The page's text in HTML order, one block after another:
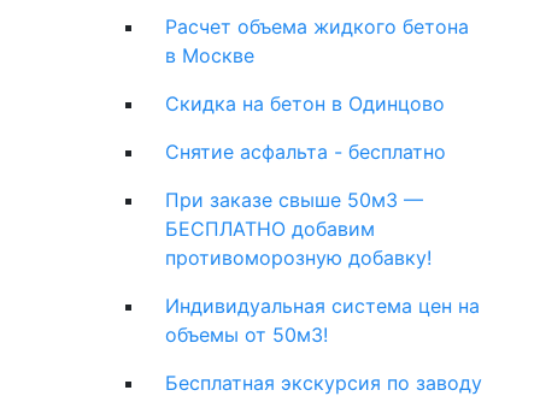
Расчет объема жидкого бетона
в Москве
Скидка на бетон в Одинцово
Снятие асфальта - бесплатно
При заказе свыше 50м3 —
БЕСПЛАТНО добавим
противоморозную добавку!
Индивидуальная система цен на
объемы от 50м3!
Бесплатная экскурсия по заводу